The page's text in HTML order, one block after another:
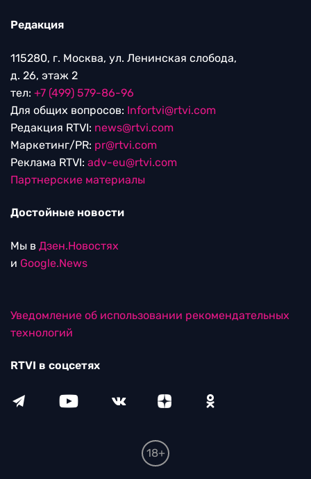
Редакция
115280, г. Москва, ул. Ленинская слобода,
д. 26, этаж 2
тел: +7 (499) 579-86-96
Для общих вопросов: Infortvi@rtvi.com
Редакция RTVI: news@rtvi.com
Маркетинг/PR: pr@rtvi.com
Реклама RTVI: adv-eu@rtvi.com
Партнерские материалы
Достойные новости
Мы в Дзен.Новостях
и Google.News
Уведомление об использовании рекомендательных
технологий
RTVI в соцсетях
18+